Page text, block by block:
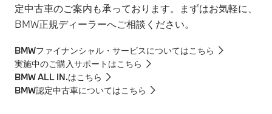
定中古車のご案内も承っております。まずはお気軽に、
BMW正規ディーラーへご相談ください。
BMWファイナンシャル・サービスについてはこちら
実施中のご購入サポートはこちら
BMW ALL IN.はこちら
BMW認定中古車についてはこちら